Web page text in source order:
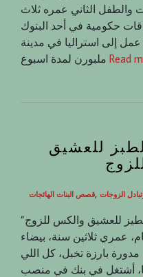
الثاني عمره ثلاث
حكومية في أحد البنوك
إلى استراليا في مدينة
Read
للعشيق
قصص البنات الهائجات, الزوجات
للعشيق والكس للزوج”
عمري ثلاثين سنة، بيضاء
بارزة تخبل، كل اللي
أشتغل في بنك في منصب